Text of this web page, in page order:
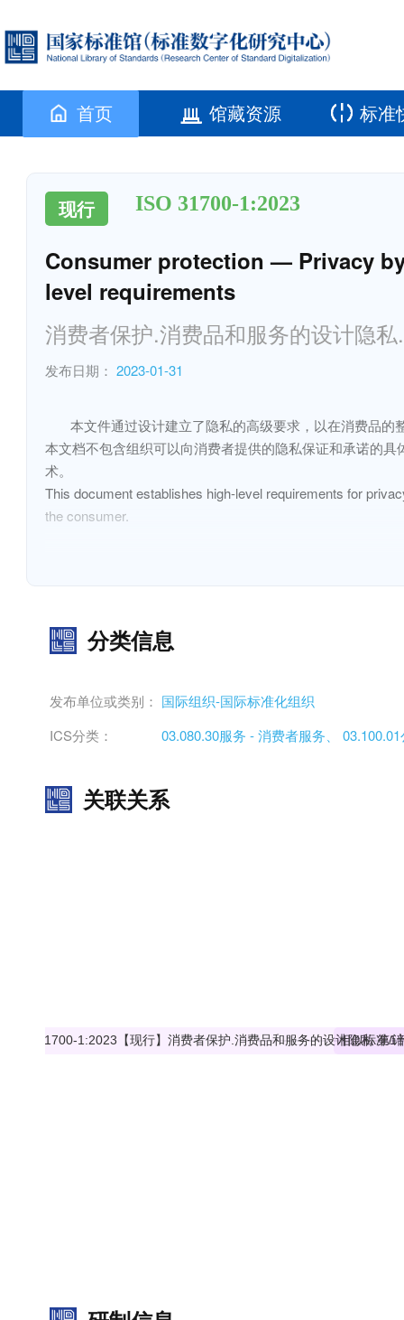
首页 馆藏资源 标准
现行 ISO 31700-1:2023
Consumer protection — Privacy
level requirements
消费者保护.消费品和服务的设计隐
发布日期： 2023-01-31
本文件通过设计建立了隐私的高级要求，以在消费品
本文档不包含组织可以向消费者提供的隐私保证和承诺的
术。
This document establishes high-level requirements for
the consumer.
分类信息
发布单位或类别： 国际组织-国际标准化组织
ICS分类：
03.080.30服务 - 消费者服务、
关联关系